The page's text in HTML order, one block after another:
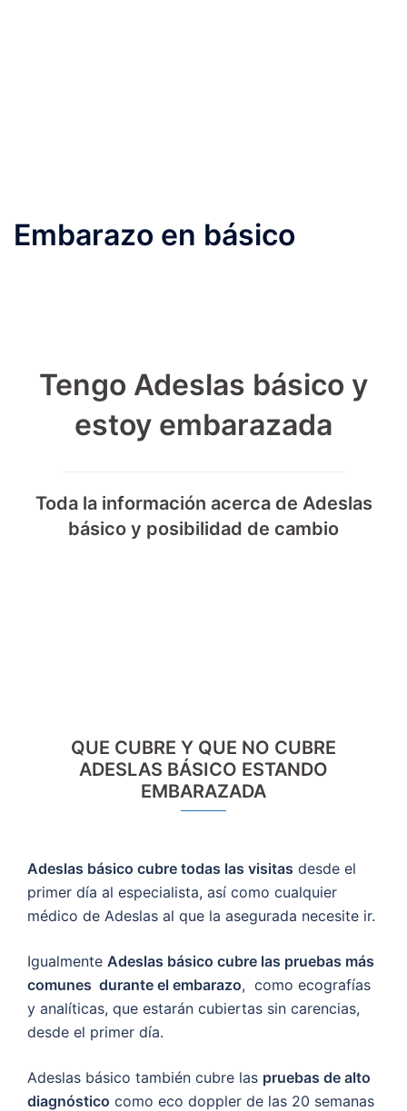
Embarazo en básico
Tengo Adeslas básico y
estoy embarazada
Toda la información acerca de Adeslas
básico y posibilidad de cambio
QUE CUBRE Y QUE NO CUBRE
ADESLAS BÁSICO ESTANDO
EMBARAZADA
Adeslas básico cubre todas las visitas desde el
primer día al especialista, así como cualquier
médico de Adeslas al que la asegurada necesite ir.
Igualmente Adeslas básico cubre las pruebas más
comunes durante el embarazo, como ecografías
y analíticas, que estarán cubiertas sin carencias,
desde el primer día.
Adeslas básico también cubre las pruebas de alto
diagnóstico como eco doppler de las 20 semanas